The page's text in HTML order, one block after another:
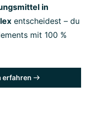
in
entscheidest – du
mit 100 %
erfahren